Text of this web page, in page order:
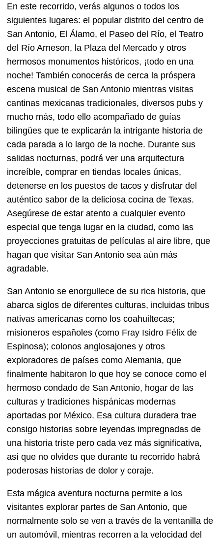
En este recorrido, verás algunos o todos los
siguientes lugares: el popular distrito del centro de
San Antonio, El Álamo, el Paseo del Río, el Teatro
del Río Arneson, la Plaza del Mercado y otros
hermosos monumentos históricos, ¡todo en una
noche! También conocerás de cerca la próspera
escena musical de San Antonio mientras visitas
cantinas mexicanas tradicionales, diversos pubs y
mucho más, todo ello acompañado de guías
bilingües que te explicarán la intrigante historia de
cada parada a lo largo de la noche. Durante sus
salidas nocturnas, podrá ver una arquitectura
increíble, comprar en tiendas locales únicas,
detenerse en los puestos de tacos y disfrutar del
auténtico sabor de la deliciosa cocina de Texas.
Asegúrese de estar atento a cualquier evento
especial que tenga lugar en la ciudad, como las
proyecciones gratuitas de películas al aire libre, que
hagan que visitar San Antonio sea aún más
agradable.
San Antonio se enorgullece de su rica historia, que
abarca siglos de diferentes culturas, incluidas tribus
nativas americanas como los coahuiltecas;
misioneros españoles (como Fray Isidro Félix de
Espinosa); colonos anglosajones y otros
exploradores de países como Alemania, que
finalmente habitaron lo que hoy se conoce como el
hermoso condado de San Antonio, hogar de las
culturas y tradiciones hispánicas modernas
aportadas por México. Esa cultura duradera trae
consigo historias sobre leyendas impregnadas de
una historia triste pero cada vez más significativa,
así que no olvides que durante tu recorrido habrá
poderosas historias de dolor y coraje.
Esta mágica aventura nocturna permite a los
visitantes explorar partes de San Antonio, que
normalmente solo se ven a través de la ventanilla de
un automóvil, mientras recorren a la velocidad del